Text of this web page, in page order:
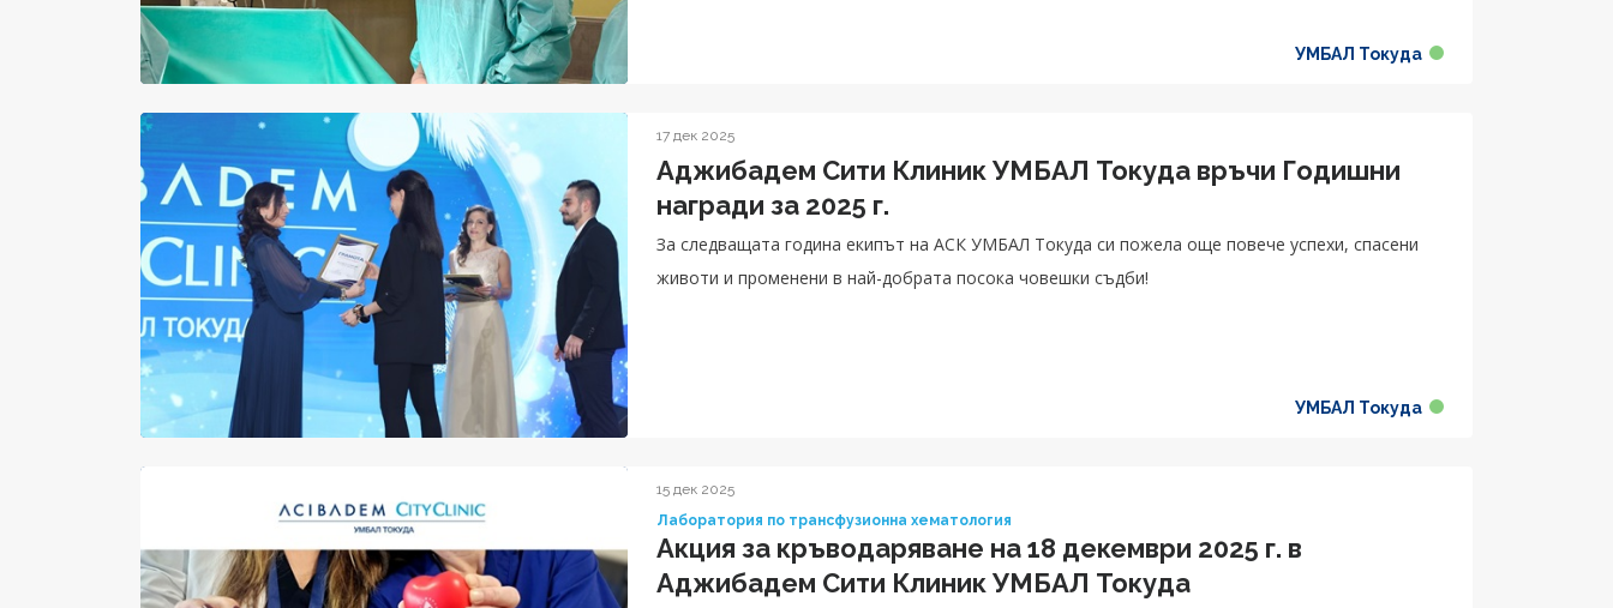
УМБАЛ Токуда
17 дек 2025
Аджибадем Сити Клиник УМБАЛ Токуда връчи Годишни
награди за 2025 г.
За следващата година екипът на АСК УМБАЛ Токуда си пожела още повече успехи, спасени
животи и променени в най-добрата посока човешки съдби!
УМБАЛ Токуда
15 дек 2025
Лаборатория по трансфузионна хематология
Акция за кръводаряване на 18 декември 2025 г. в
Аджибадем Сити Клиник УМБАЛ Токуда